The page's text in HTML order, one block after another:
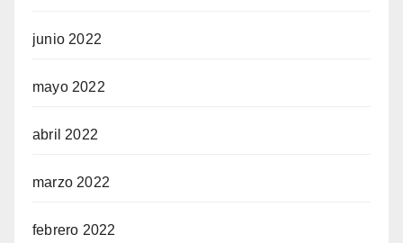
junio 2022
mayo 2022
abril 2022
marzo 2022
febrero 2022